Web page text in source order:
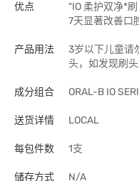
优点
"IO 柔护双净*刷
7天显著改善口
产品用法
3岁以下儿童请
头，如发现刷
成分组合 ORAL-B IO
送货详情 LOCAL
每包件数 1支
储存方式 N/A